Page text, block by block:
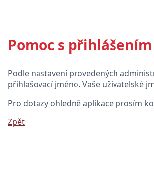
Pomoc s
Podle nastavení provedených
přihlašovací jméno. Vaše uživatelské
Pro dotazy ohledně aplikace prosím
Zpět